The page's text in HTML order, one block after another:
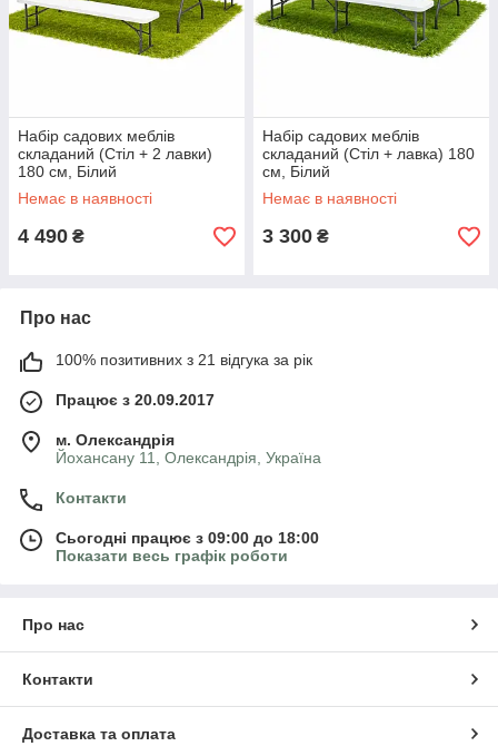
Набір садових меблів
складаний (Стіл + 2 лавки)
180 см, Білий
Немає в наявності
4 490 ₴
Набір садових меблів
складаний (Стіл + лавка) 180
см, Білий
Немає в наявності
3 300 ₴
Про нас
100% позитивних з 21 відгука за рік
Працює з 20.09.2017
м. Олександрія
Йохансану 11, Олександрія, Україна
Контакти
Сьогодні працює з 09:00 до 18:00
Показати весь графік роботи
Про нас
Контакти
Доставка та оплата